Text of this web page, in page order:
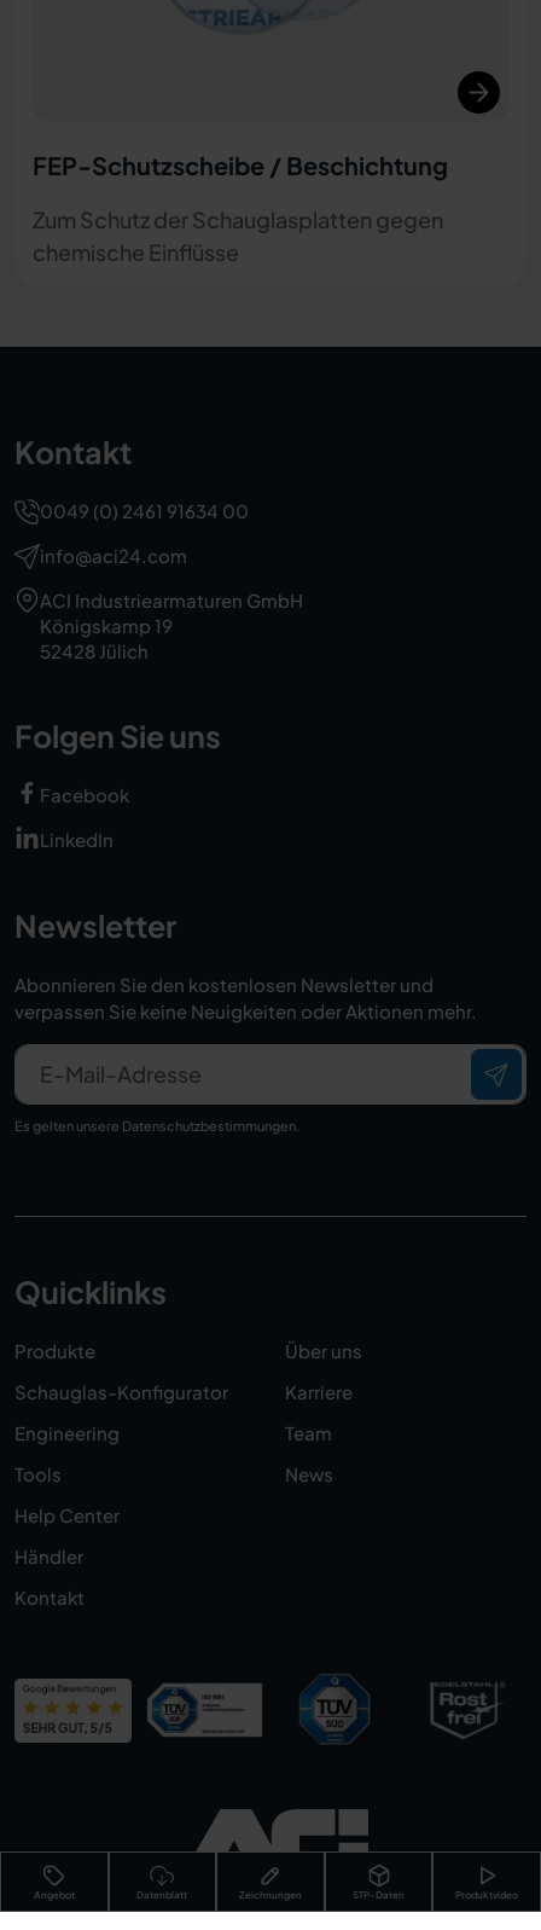
Angebot Datenblatt Zeichnungen STP-Daten Produktvideo
FEP-Schutzscheibe / Beschichtung
Zum Schutz der Schauglasplatten gegen
chemische Einflüsse
Kontakt
0049 (0) 2461 91634 00
info@aci24.com
ACI Industriearmaturen GmbH
Königskamp 19
52428 Jülich
Folgen Sie uns
Facebook
LinkedIn
Newsletter
Abonnieren Sie den kostenlosen Newsletter und
verpassen Sie keine Neuigkeiten oder Aktionen mehr.
E-Mail-Adresse
Es gelten unsere Datenschutzbestimmungen
Quicklinks
Produkte
Schauglas-Konfigurator
Engineering
Tools
Help Center
Über uns
Karriere
Team
News
Händler
Kontakt